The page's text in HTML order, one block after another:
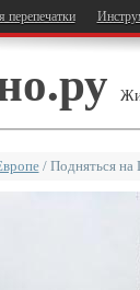
перепечатки
/ Подняться на